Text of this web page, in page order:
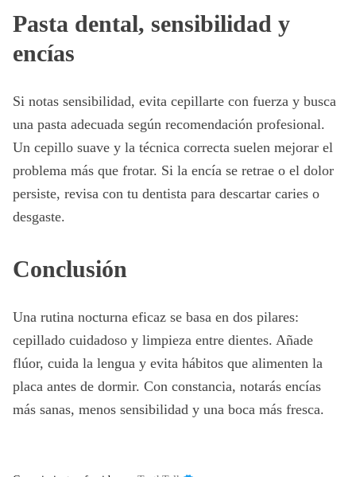
Pasta dental, sensibilidad y
encías
Si notas sensibilidad, evita cepillarte con fuerza y busca
una pasta adecuada según recomendación profesional.
Un cepillo suave y la técnica correcta suelen mejorar el
problema más que frotar. Si la encía se retrae o el dolor
persiste, revisa con tu dentista para descartar caries o
desgaste.
Conclusión
Una rutina nocturna eficaz se basa en dos pilares:
cepillado cuidadoso y limpieza entre dientes. Añade
flúor, cuida la lengua y evita hábitos que alimenten la
placa antes de dormir. Con constancia, notarás encías
más sanas, menos sensibilidad y una boca más fresca.